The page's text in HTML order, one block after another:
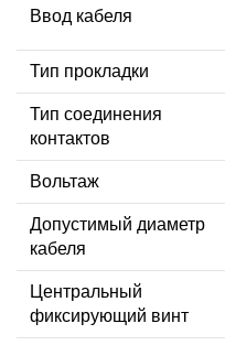
Ввод кабеля
Тип прокладки
Тип соединения
контактов
Вольтаж
Допустимый диаметр
кабеля
Центральный
фиксирующий винт